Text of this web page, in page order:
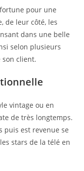
pour une
de leur côté, les
dans une belle
selon plusieurs
client.
vintage ou en
de très longtemps.
puis est revenue se
stars de la télé en